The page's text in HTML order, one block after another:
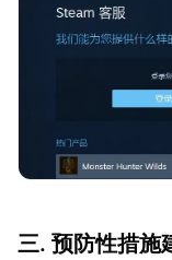
三. 预防性措施